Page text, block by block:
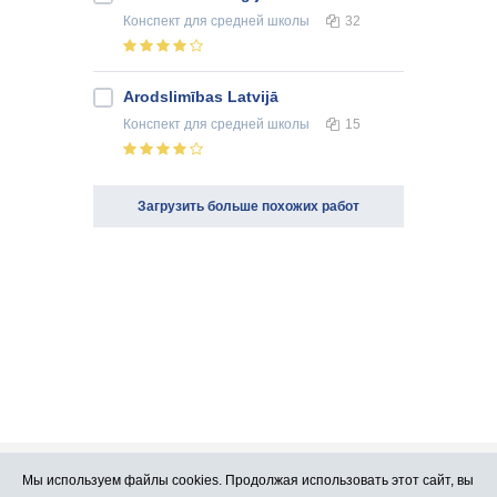
Конспект для средней школы 32
Arodslimības Latvijā
Конспект для средней школы 15
Загрузить больше похожих работ
Про Atlants.lv Реклама
Мы используем файлы cookies. Продолжая использовать этот сайт, вы